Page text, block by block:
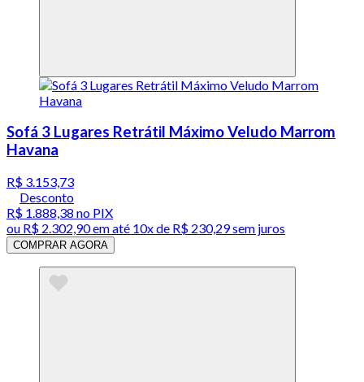
Sofá 3 Lugares Retrátil Máximo Veludo Marrom
Havana
R$ 3.153,73
Desconto
R$ 1.888,38 no PIX
ou R$ 2.302,90em até 10x de R$ 230,29 sem juros
COMPRAR AGORA